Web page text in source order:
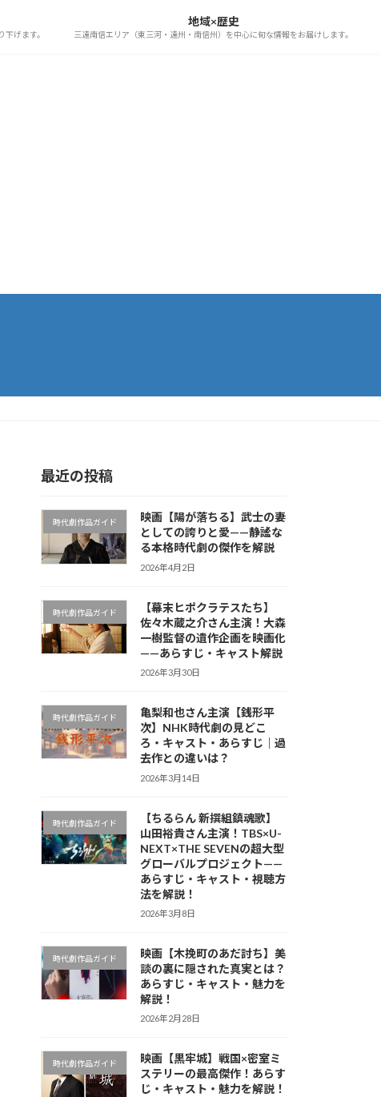
げます。
地域×歴史
三遠南信エリア（東三河・遠州・南信州）を中心に旬な情報をお届けします。
最近の投稿
時代劇作品ガイド
映画【陽が落ちる】武士の妻
としての誇りと愛——静謐な
る本格時代劇の傑作を解説
2026年4月2日
時代劇作品ガイド
【幕末ヒポクラテスたち】
佐々木蔵之介さん主演！大森
一樹監督の遺作企画を映画化
——あらすじ・キャスト解説
2026年3月30日
時代劇作品ガイド
亀梨和也さん主演【銭形平
次】NHK時代劇の見どこ
ろ・キャスト・あらすじ｜過
去作との違いは？
2026年3月14日
時代劇作品ガイド
【ちるらん 新撰組鎮魂歌】
山田裕貴さん主演！TBS×U-
NEXT×THE SEVENの超大型
グローバルプロジェクト——
あらすじ・キャスト・視聴方
法を解説！
2026年3月8日
時代劇作品ガイド
映画【木挽町のあだ討ち】美
談の裏に隠された真実とは？
あらすじ・キャスト・魅力を
解説！
2026年2月28日
時代劇作品ガイド
映画【黒牢城】戦国×密室ミ
ステリーの最高傑作！あらす
じ・キャスト・魅力を解説！